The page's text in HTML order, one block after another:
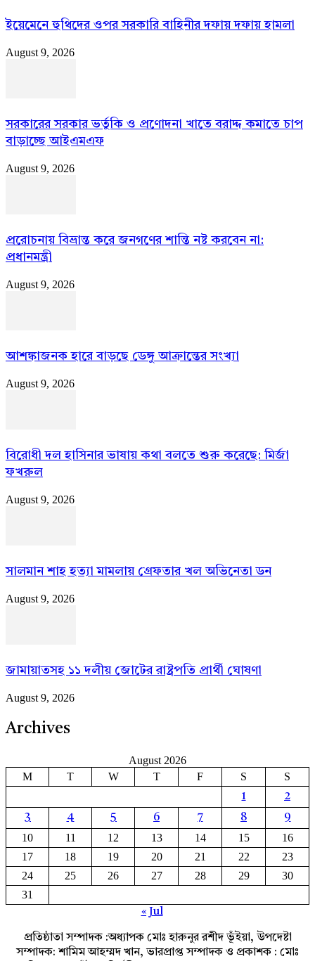
ইয়েমেনে হুথিদের ওপর সরকারি বাহিনীর দফায় দফায় হামলা
August 9, 2026
সরকারের সরকার ভর্তুকি ও প্রণোদনা খাতে বরাদ্দ কমাতে চাপ
বাড়াচ্ছে আইএমএফ
August 9, 2026
প্ররোচনায় বিভ্রান্ত করে জনগণের শান্তি নষ্ট করবেন না:
প্রধানমন্ত্রী
August 9, 2026
আশঙ্কাজনক হারে বাড়ছে ডেঙ্গু আক্রান্তের সংখ্যা
August 9, 2026
বিরোধী দল হাসিনার ভাষায় কথা বলতে শুরু করেছে: মির্জা
ফখরুল
August 9, 2026
সালমান শাহ হত্যা মামলায় গ্রেফতার খল অভিনেতা ডন
August 9, 2026
জামায়াতসহ ১১ দলীয় জোটের রাষ্ট্রপতি প্রার্থী ঘোষণা
August 9, 2026
Archives
August 2026
M
T W T F S S
1
2
3
4 5 6 7 8 9
10 11 12 13 14 15
16
17
18 19 20 21 22
23
24
25 26 27 28 29
30
31
« Jul
প্রতিষ্ঠাতা সম্পাদক :অধ্যাপক মোঃ হারুনুর রশীদ ভূঁইয়া, উপদেষ্টা
সম্পাদক: শামিম আহম্মদ খান, ভারপ্রাপ্ত সম্পাদক ও প্রকাশক : মোঃ